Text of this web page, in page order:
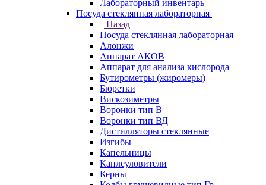
Лабораторный инвентарь
Посуда стеклянная лабораторная
Назад
Посуда стеклянная лабораторная
Алонжи
Аппарат АКОВ
Аппарат для анализа кислорода
Бутирометры (жиромеры)
Бюретки
Вискозиметры
Воронки тип В
Воронки тип ВД
Дистилляторы стеклянные
Изгибы
Капельницы
Каплеуловители
Керны